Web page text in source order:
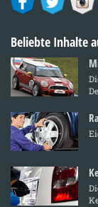
Beliebte Inhalte